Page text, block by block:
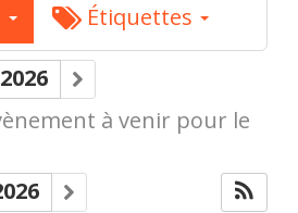
Étiquettes
à venir pour le